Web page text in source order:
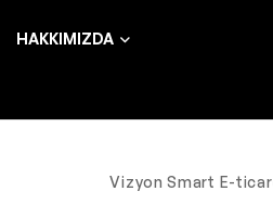
HAKKIMIZDA
Vizyon Smart E-